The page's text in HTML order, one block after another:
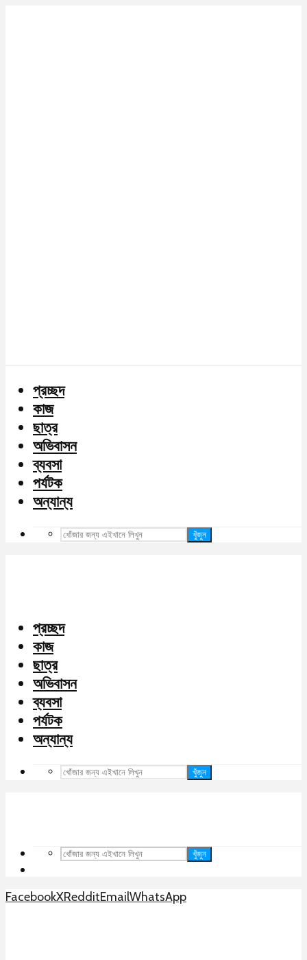
প্রচ্ছদ
কাজ
ছাত্র
অভিবাসন
ব্যবসা
পর্যটক
অন্যান্য
খুঁজুন
প্রচ্ছদ
কাজ
ছাত্র
অভিবাসন
ব্যবসা
পর্যটক
অন্যান্য
খুঁজুন
খুঁজুন
FacebookXRedditEmailWhatsApp